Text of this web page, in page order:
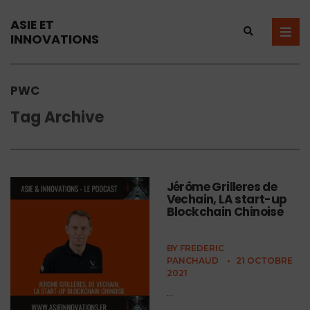
ASIE ET
INNOVATIONS
PWC
Tag Archive
Jérôme Grilleres de
Vechain, LA start-up
Blockchain Chinoise
BY FREDERIC
PANCHAUD
•
21 OCTOBRE
2021
...